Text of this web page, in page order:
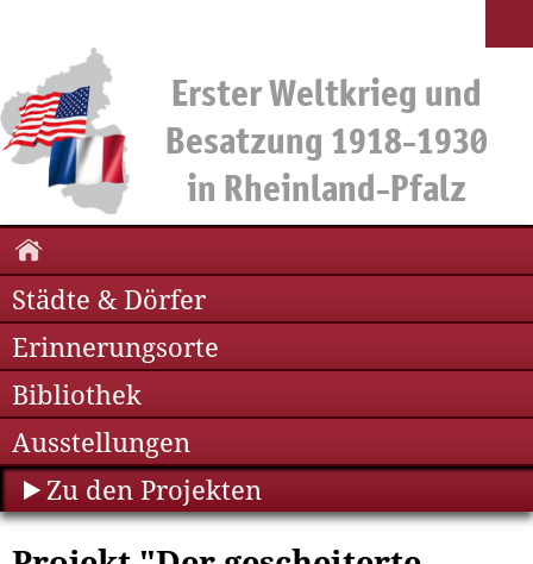
Städte & Dörfer
Erinnerungsorte
Bibliothek
Ausstellungen
Zu den Projekten